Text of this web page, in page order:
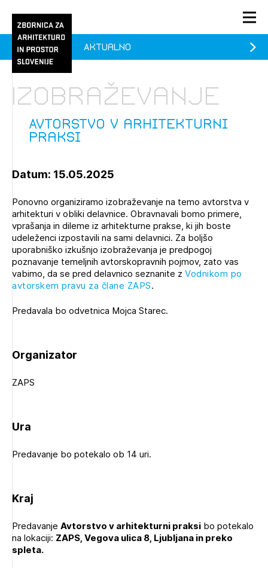
PRIJAVA
Članstvo
Praksa
1/1
Pozdravljeni
PRIJAVITE SE
Avtorstvo v arhitekturni
praksi
Izobraževanje
Aktualno
Datum: 15.05.2025
Ponovno organiziramo izobraževanje na temo avtorstva v
arhitekturi v obliki delavnice. Obravnavali bomo primere,
vprašanja in dileme iz arhitekturne prakse, ki jih boste
udeleženci izpostavili na sami delavnici. Za boljšo
uporabniško izkušnjo izobraževanja je predpogoj
poznavanje temeljnih avtorskopravnih pojmov, zato vas
vabimo, da se pred delavnico seznanite z Vodnikom po
avtorskem pravu za člane ZAPS.
Predavala bo odvetnica Mojca Starec.
Organizator
ZAPS
Ura
Predavanje bo potekalo ob 14 uri.
Kraj
Predavanje Avtorstvo v arhitekturni praksi bo potekalo
na lokaciji: ZAPS, Vegova ulica 8, Ljubljanain preko
spleta.
1/1
prijava
Plačnik je podjetje
PRIJAVITE SE
1/2
Prijava na novičnik
Novičnike. Označite svojo izbiro.
Mesečni novičnik
Novičnik izobraževanj
Novičnik natečajev
Dnevne medijske objave
NAPREJ